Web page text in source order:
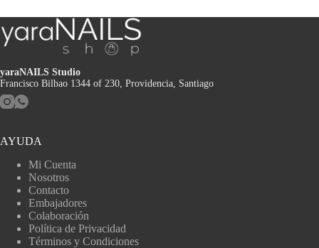
yaraNAILS Studio
Francisco Bilbao 1344 of 230, Providencia, Santiago
AYUDA
Mi Cuenta
Nosotros
Contacto
Embajadores
Colaboración
Política de Privacidad
Términos y Condiciones